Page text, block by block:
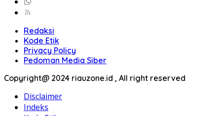
Redaksi
Kode Etik
Privacy Policy
Pedoman Media Siber
Copyright@ 2024 riauzone.id , All right reserved
Disclaimer
Indeks